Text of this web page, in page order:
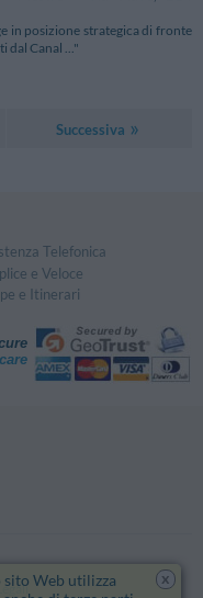
in posizione strategica di fronte
dal Canal ..."
Successiva
Telefonica
e Veloce
e Itinerari
x
sito Web utilizza